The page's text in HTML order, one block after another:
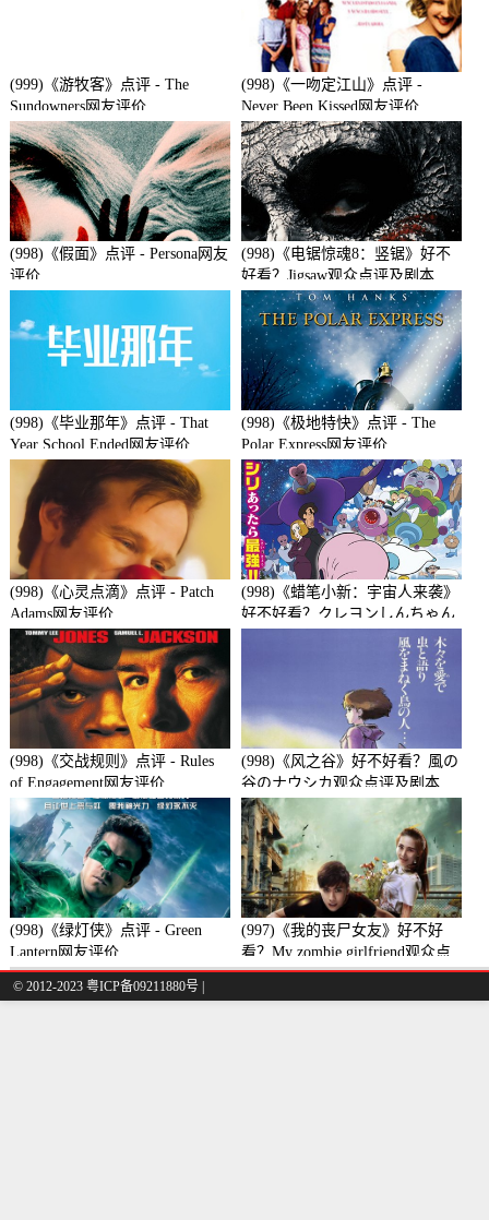
(999)《游牧客》点评 - The
Sundowners网友评价
(998)《一吻定江山》点评 -
Never Been Kissed网友评价
(998)《假面》点评 - Persona网友
评价
(998)《电锯惊魂8：竖锯》好不
好看？Jigsaw观众点评及剧本
(998)《毕业那年》点评 - That
Year School Ended网友评价
(998)《极地特快》点评 - The
Polar Express网友评价
(998)《心灵点滴》点评 - Patch
Adams网友评价
(998)《蜡笔小新：宇宙人来袭》
好不好看？クレヨンしんちゃん
襲来!!宇宙人シリリ观众点评及
(998)《交战规则》点评 - Rules
of Engagement网友评价
(998)《风之谷》好不好看？風の
谷のナウシカ观众点评及剧本
(998)《绿灯侠》点评 - Green
Lantern网友评价
(997)《我的丧尸女友》好不好
看？My zombie girlfriend观众点
评及剧本
© 2012-2023 粤ICP备09211880号 |